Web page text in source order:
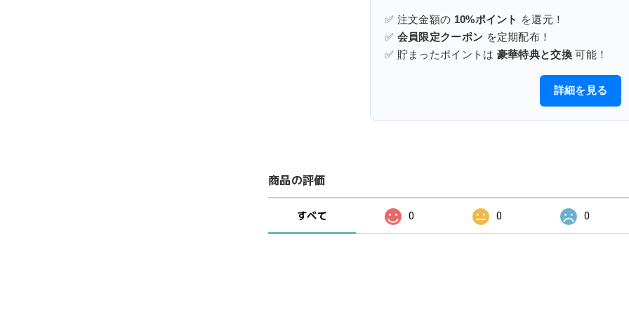
✅ 注文金額の 10%ポイント
を還元！
✅ 会員限定クーポン を定期配布！
✅ 貯まったポイントは 豪華特典と交換 可能！
詳細を見る
商品の評価
すべて 0 0 0